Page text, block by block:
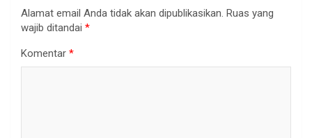
Alamat email Anda tidak akan dipublikasikan. Ruas yang
wajib ditandai *
Komentar *